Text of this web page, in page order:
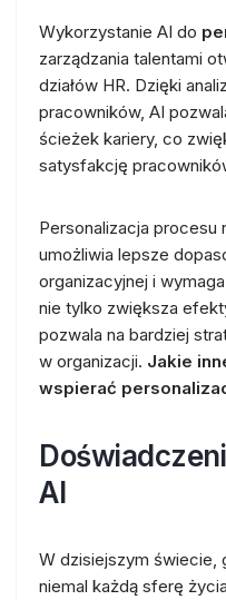
Wykorzystanie AI do
zarządzania talentami
działów HR. Dzięki
pracowników, AI
ścieżek kariery, co
satysfakcję
Personalizacja procesu
umożliwia lepsze
organizacyjnej i
nie tylko zwiększa
pozwala na bardziej
w organizacji. Jakie
wspierać
AI
W dzisiejszym świecie,
niemal każdą sferę